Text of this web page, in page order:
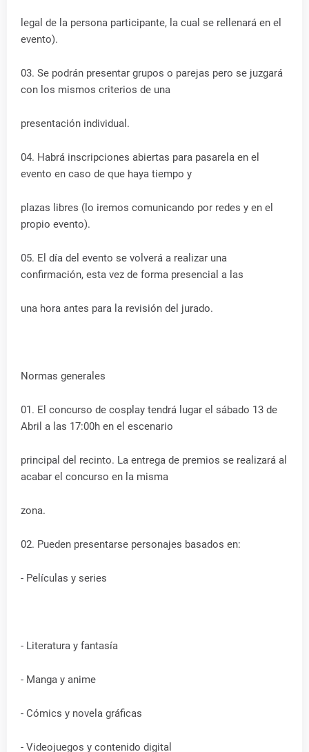
legal de la persona participante, la cual se rellenará en el
evento).
03. Se podrán presentar grupos o parejas pero se juzgará
con los mismos criterios de una
presentación individual.
04. Habrá inscripciones abiertas para pasarela en el
evento en caso de que haya tiempo y
plazas libres (lo iremos comunicando por redes y en el
propio evento).
05. El día del evento se volverá a realizar una
confirmación, esta vez de forma presencial a las
una hora antes para la revisión del jurado.
Normas generales
01. El concurso de cosplay tendrá lugar el sábado 13 de
Abril a las 17:00h en el escenario
principal del recinto. La entrega de premios se realizará al
acabar el concurso en la misma
zona.
02. Pueden presentarse personajes basados en:
- Películas y series
- Literatura y fantasía
- Manga y anime
- Cómics y novela gráficas
- Videojuegos y contenido digital